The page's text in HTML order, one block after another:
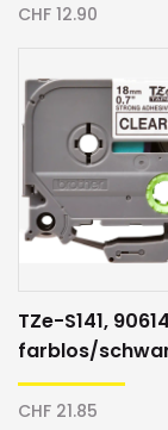
CHF 12.90
TZe-S141,
farblos/
Schriftband
CHF 21.85